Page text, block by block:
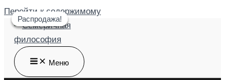
Перейти к содержимому
Меню
Распродажа!
Распродажа!
Распродажа!